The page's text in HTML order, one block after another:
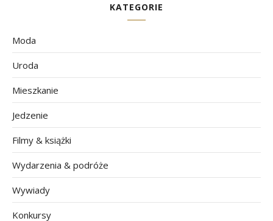
KATEGORIE
Moda
Uroda
Mieszkanie
Jedzenie
Filmy & książki
Wydarzenia & podróże
Wywiady
Konkursy